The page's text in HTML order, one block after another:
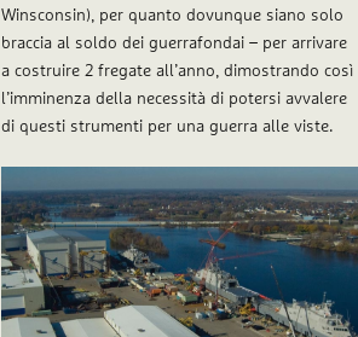
Winsconsin), per quanto dovunque siano solo
braccia al soldo dei guerrafondai – per arrivare
a costruire 2 fregate all’anno, dimostrando così
l’imminenza della necessità di potersi avvalere
di questi strumenti per una guerra alle viste.